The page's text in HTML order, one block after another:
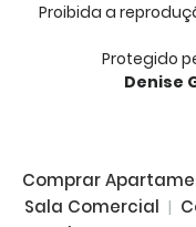
Proibida a
Protegido
Denise
Comprar
Sala Comercial |